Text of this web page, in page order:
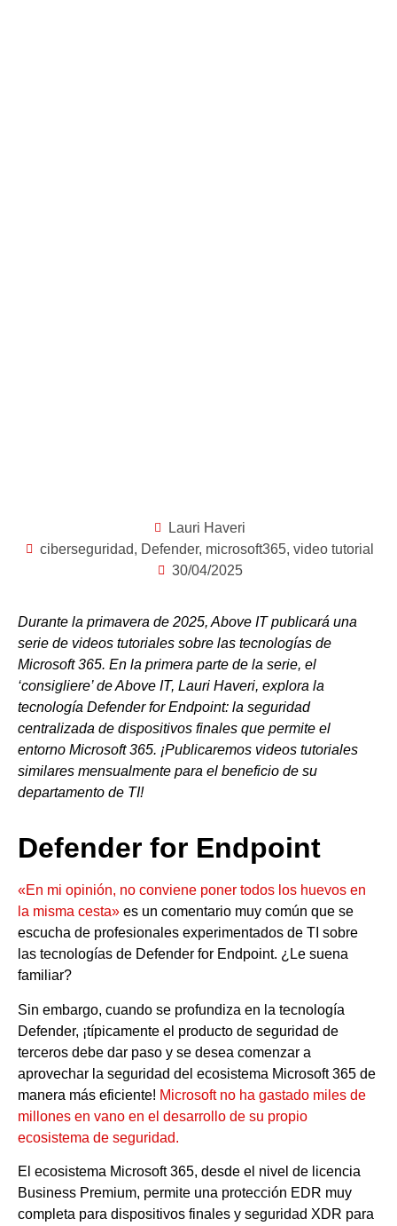
Lauri Haveri
ciberseguridad, Defender, microsoft365, video tutorial
30/04/2025
Durante la primavera de 2025, Above IT publicará una
serie de videos tutoriales sobre las tecnologías de
Microsoft 365. En la primera parte de la serie, el
‘consigliere’ de Above IT, Lauri Haveri, explora la
tecnología Defender for Endpoint: la seguridad
centralizada de dispositivos finales que permite el
entorno Microsoft 365. ¡Publicaremos videos tutoriales
similares mensualmente para el beneficio de su
departamento de TI!
Defender for Endpoint
«En mi opinión, no conviene poner todos los huevos en
la misma cesta» es un comentario muy común que se
escucha de profesionales experimentados de TI sobre
las tecnologías de Defender for Endpoint. ¿Le suena
familiar?
Sin embargo, cuando se profundiza en la tecnología
Defender, ¡típicamente el producto de seguridad de
terceros debe dar paso y se desea comenzar a
aprovechar la seguridad del ecosistema Microsoft 365 de
manera más eficiente! Microsoft no ha gastado miles de
millones en vano en el desarrollo de su propio
ecosistema de seguridad.
El ecosistema Microsoft 365, desde el nivel de licencia
Business Premium, permite una protección EDR muy
completa para dispositivos finales y seguridad XDR para